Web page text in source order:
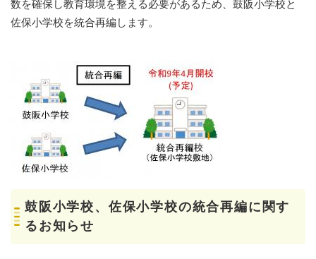
数を確保し教育環境を整える必要があるため、鼓阪小学校と
佐保小学校を統合再編します。
鼓阪小学校、佐保小学校の統合再編に関す
るお知らせ